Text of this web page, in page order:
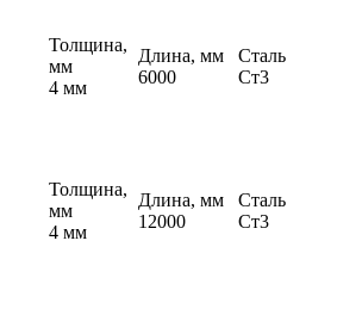
Толщина,
мм
4 мм
Длина, мм
6000
Сталь
Ст3
Толщина,
мм
4 мм
Длина, мм
12000
Сталь
Ст3